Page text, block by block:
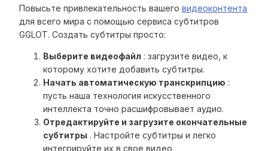
Повысьте привлекательность вашеговидеоконтента
для всего мира с помощью сервиса субтитров
GGLOT. Создать субтитры просто:
Выберите видеофайл : загрузите видео, к
которому хотите добавить субтитры.
Начать автоматическую транскрипцию :
пусть наша технология искусственного
интеллекта точно расшифровывает аудио.
Отредактируйте и загрузите окончательные
субтитры . Настройте субтитры и легко
интегрируйте их в свое видео.